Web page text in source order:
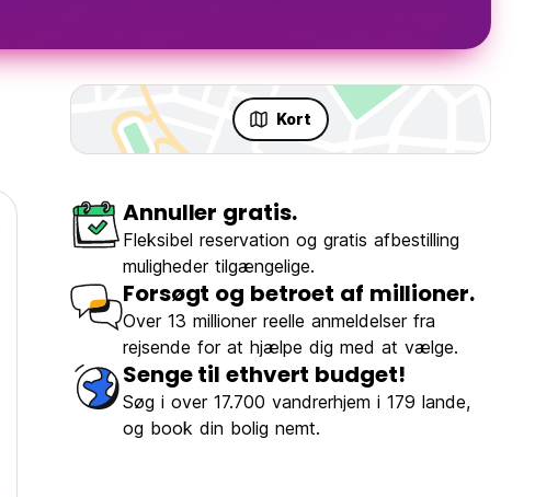
Kort
Annuller gratis.
Fleksibel reservation og gratis afbestilling
muligheder tilgængelige.
Forsøgt og betroet af millioner.
Over 13 millioner reelle anmeldelser fra
rejsende for at hjælpe dig med at vælge.
Senge til ethvert budget!
Søg i over 17.700 vandrerhjem i 179 lande,
og book din bolig nemt.